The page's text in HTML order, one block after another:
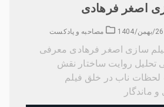
اصغر فرهادی
26/بهمن/1404 مصاحبه و پادکست
سازی اصغر فرهادی معرفی
تحلیل روایت ساختار نقش
ناب در خلق فیلم
ماندگار